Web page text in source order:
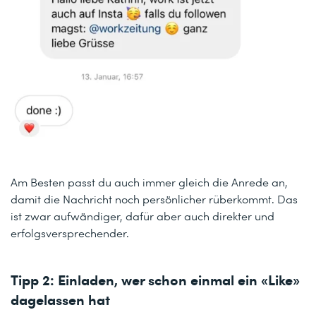
Am Besten passt du auch immer gleich die Anrede an,
damit die Nachricht noch persönlicher rüberkommt. Das
ist zwar aufwändiger, dafür aber auch direkter und
erfolgsversprechender.
Tipp 2: Einladen, wer schon einmal ein «Like»
dagelassen hat